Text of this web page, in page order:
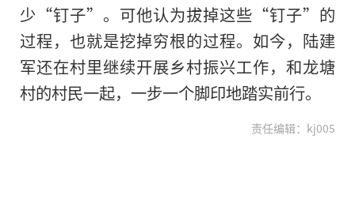
少“钉子”。可他认为拔掉这些“钉子”的
过程，也就是挖掉穷根的过程。如今，陆建
军还在村里继续开展乡村振兴工作，和龙塘
村的村民一起，一步一个脚印地踏实前行。
责任编辑：kj005